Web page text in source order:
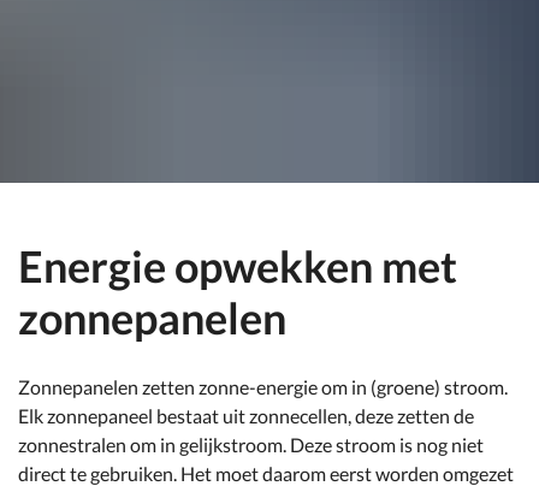
Energie opwekken met
zonnepanelen
Zonnepanelen zetten zonne-energie om in (groene) stroom.
Elk zonnepaneel bestaat uit zonnecellen, deze zetten de
zonnestralen om in gelijkstroom. Deze stroom is nog niet
direct te gebruiken. Het moet daarom eerst worden omgezet